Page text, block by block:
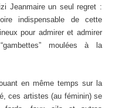
Jeanmaire un seul regret :
indispensable de cette
pour admirer et admirer
moulées à la
en même temps sur la
ces artistes (au féminin) se